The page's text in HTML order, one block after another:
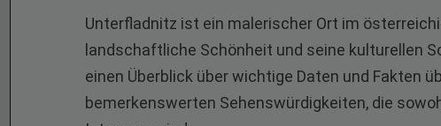
Unterfladnitz ist ein malerischer Ort im
landschaftliche Schönheit und seine kulturellen
einen Überblick über wichtige Daten und Fakten
bemerkenswerten Sehenswürdigkeiten, die